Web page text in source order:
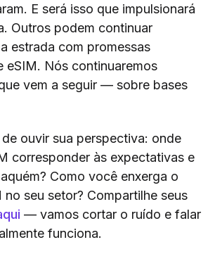
E será isso que impulsionará
Outros podem continuar
estrada com promessas
eSIM. Nós continuaremos
vem a seguir — sobre bases
ouvir sua perspectiva: onde
corresponder às expectativas e
Como você enxerga o
seu setor? Compartilhe seus
— vamos cortar o ruído e falar
funciona.